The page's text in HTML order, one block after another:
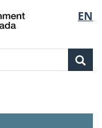
de
la
EN
Government